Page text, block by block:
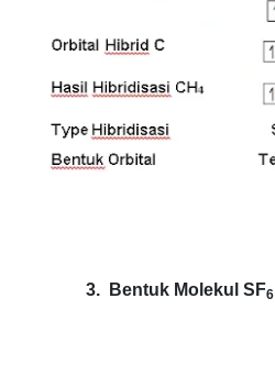
3. Bentuk Molekul SF6